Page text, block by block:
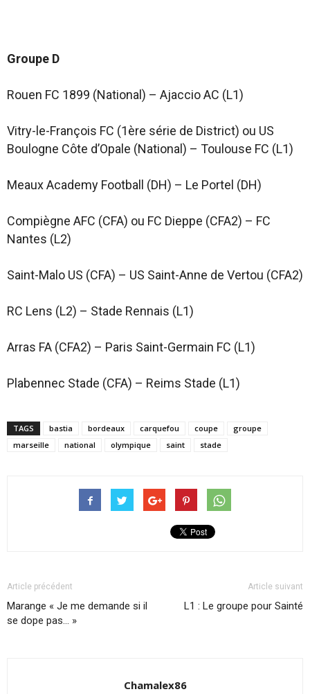
Groupe D
Rouen FC 1899 (National) – Ajaccio AC (L1)
Vitry-le-François FC (1ère série de District) ou US
Boulogne Côte d’Opale (National) – Toulouse FC (L1)
Meaux Academy Football (DH) – Le Portel (DH)
Compiègne AFC (CFA) ou FC Dieppe (CFA2) – FC
Nantes (L2)
Saint-Malo US (CFA) – US Saint-Anne de Vertou (CFA2)
RC Lens (L2) – Stade Rennais (L1)
Arras FA (CFA2) – Paris Saint-Germain FC (L1)
Plabennec Stade (CFA) – Reims Stade (L1)
TAGS bastia bordeaux carquefou coupe
groupe
marseille
national olympique saint stade
Article précédent
Marange « Je me demande si il
se dope pas… »
Article suivant
L1 : Le groupe pour Sainté
Chamalex86